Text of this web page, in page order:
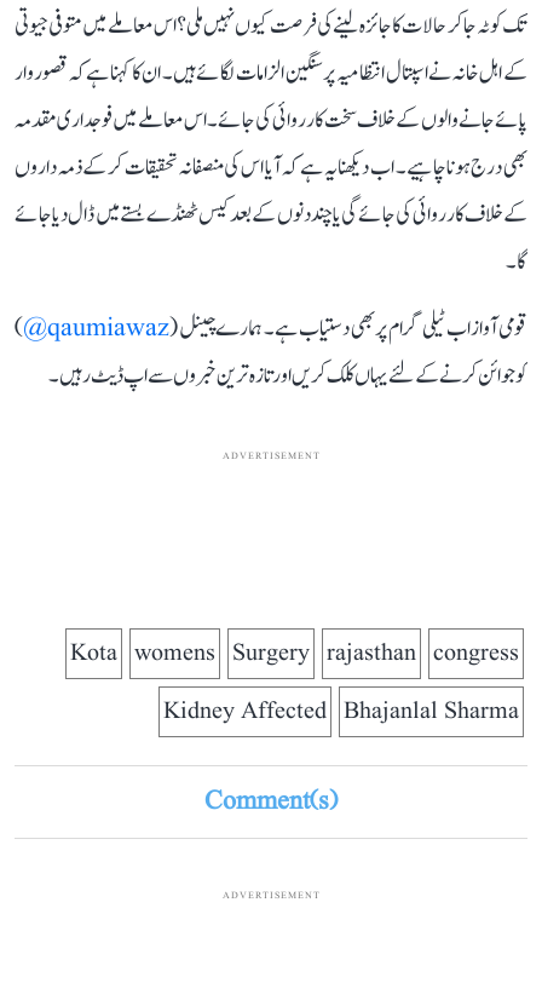
تک کوٹہ جاکر حالات کا جائزہ لینے کی فرصت کیوں نہیں ملی؟ اس معاملے میں متوفی جیوتی
کے اہل خانہ نے اسپتال انتظامیہ پر سنگین الزامات لگائے ہیں۔ ان کا کہنا ہے کہ قصوروار
پائے جانے والوں کے خلاف سخت کارروائی کی جائے۔ اس معاملے میں فوجداری مقدمہ
بھی درج ہونا چاہیے۔ اب دیکھنا یہ ہے کہ آیا اس کی منصفانہ تحقیقات کر کے ذمہ داروں
کے خلاف کارروائی کی جائے گی یا چند دنوں کے بعد کیس ٹھنڈے بستے میں ڈال دیا جائے
گا۔
قومی آواز اب ٹیلی گرام پر بھی دستیاب ہے۔ ہمارے چینل (qaumiawaz@
)
کو جوائن کرنے کے لئے یہاں کلک کریں اور تازہ ترین خبروں سے اپ ڈیٹ رہیں۔
ADVERTISEMENT
congress
rajasthan
Surgery
womens
Kota
Bhajanlal Sharma
Kidney Affected
Comment(s)
ADVERTISEMENT